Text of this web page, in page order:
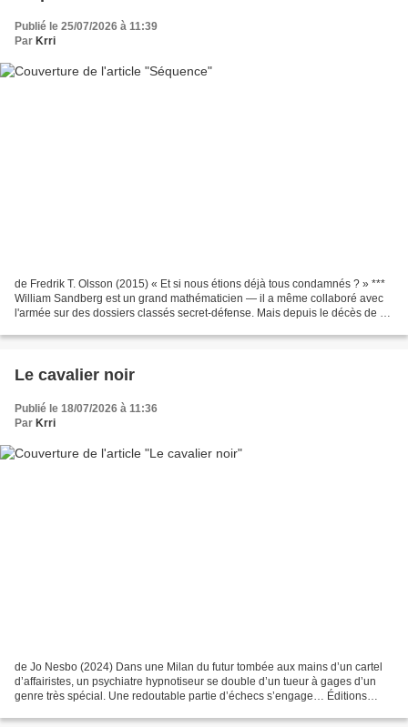
Publié le 25/07/2026 à 11:39
Par Krri
de Fredrik T. Olsson (2015) « Et si nous étions déjà tous condamnés ? » ***
William Sandberg est un grand mathématicien — il a même collaboré avec
l'armée sur des dossiers classés secret-défense. Mais depuis le décès de sa
Le cavalier noir
Publié le 18/07/2026 à 11:36
Par Krri
de Jo Nesbo (2024) Dans une Milan du futur tombée aux mains d’un cartel
d’affairistes, un psychiatre hypnotiseur se double d’un tueur à gages d’un
genre très spécial. Une redoutable partie d’échecs s’engage… Éditions